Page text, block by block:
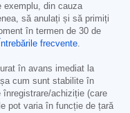
exemplu, din cauza
să anulați și să primiți
în termen de 30 de
Întrebările frecvente.
în avans imediat la
cum sunt stabilite în
achiziție (care
pot varia în funcție de țară